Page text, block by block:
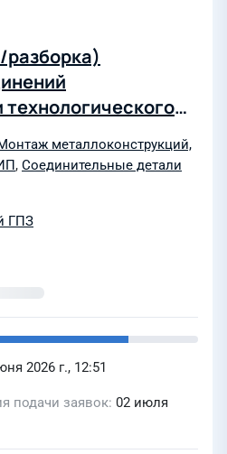
разборка)
металлоконструкций,
, Соединительные детали
ГПЗ
2026 г., 12:51
подачи заявок 02 июля